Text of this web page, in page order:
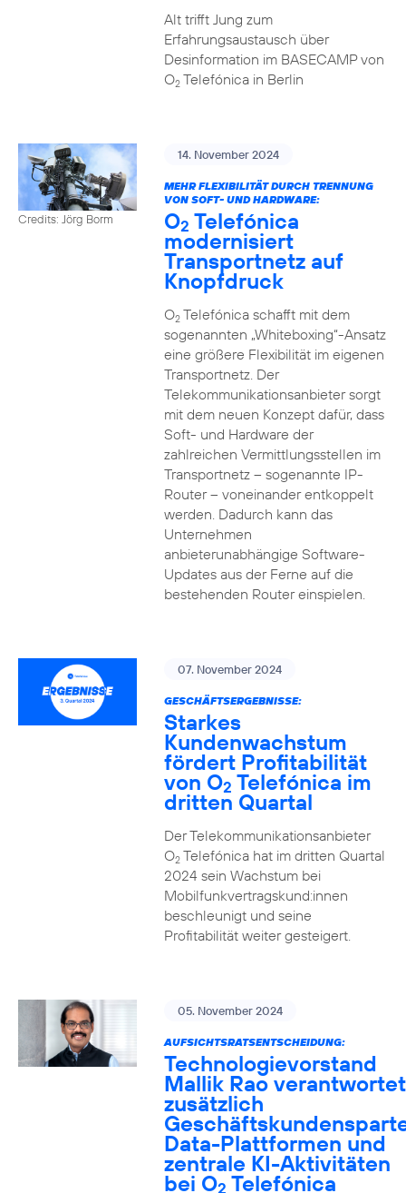
Alt trifft Jung zum
Erfahrungsaustausch über
Desinformation im BASECAMP von
O2Telefónica in Berlin
Credits: Jörg Borm
14. November 2024
MEHR FLEXIBILITÄT DURCH TRENNUNG
VON SOFT- UND HARDWARE:
O2 Telefónica
modernisiert
Transportnetz auf
Knopfdruck
O2Telefónica schafft mit dem
sogenannten „Whiteboxing“-Ansatz
eine größere Flexibilität im eigenen
Transportnetz. Der
Telekommunikationsanbieter sorgt
mit dem neuen Konzept dafür, dass
Soft- und Hardware der
zahlreichen Vermittlungsstellen im
Transportnetz – sogenannte IP-
Router – voneinander entkoppelt
werden. Dadurch kann das
Unternehmen
anbieterunabhängige Software-
Updates aus der Ferne auf die
bestehenden Router einspielen.
07. November 2024
GESCHÄFTSERGEBNISSE:
Starkes
Kundenwachstum
fördert Profitabilität
von O2 Telefónica im
dritten Quartal
Der Telekommunikationsanbieter
O2Telefónica hat im dritten Quartal
2024 sein Wachstum bei
Mobilfunkvertragskund:innen
beschleunigt und seine
Profitabilität weiter gesteigert.
05. November 2024
AUFSICHTSRATSENTSCHEIDUNG:
Technologievorstand
Mallik Rao verantwortet
zusätzlich
Data-Plattformen und
zentrale KI-Aktivitäten
bei O2 Telefónica